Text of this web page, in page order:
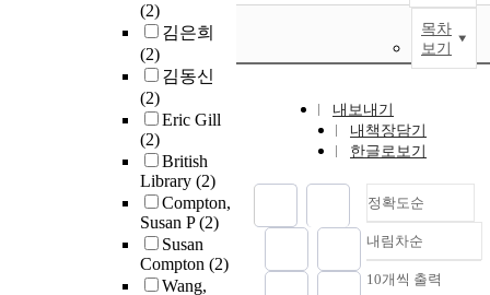
(2)
김은희
(2)
김동신
(2)
Eric Gill
(2)
British
Library (2)
Compton,
Susan P(2)
Susan
Compton (2)
Wang,
목차
보기
내보내기
내책장담기
한글로보기
정확도순
정확도
순
내림차순
내림차순
10개씩 출력